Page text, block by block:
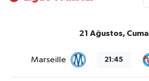
21 Ağustos, Cuma
Marseille 21:45